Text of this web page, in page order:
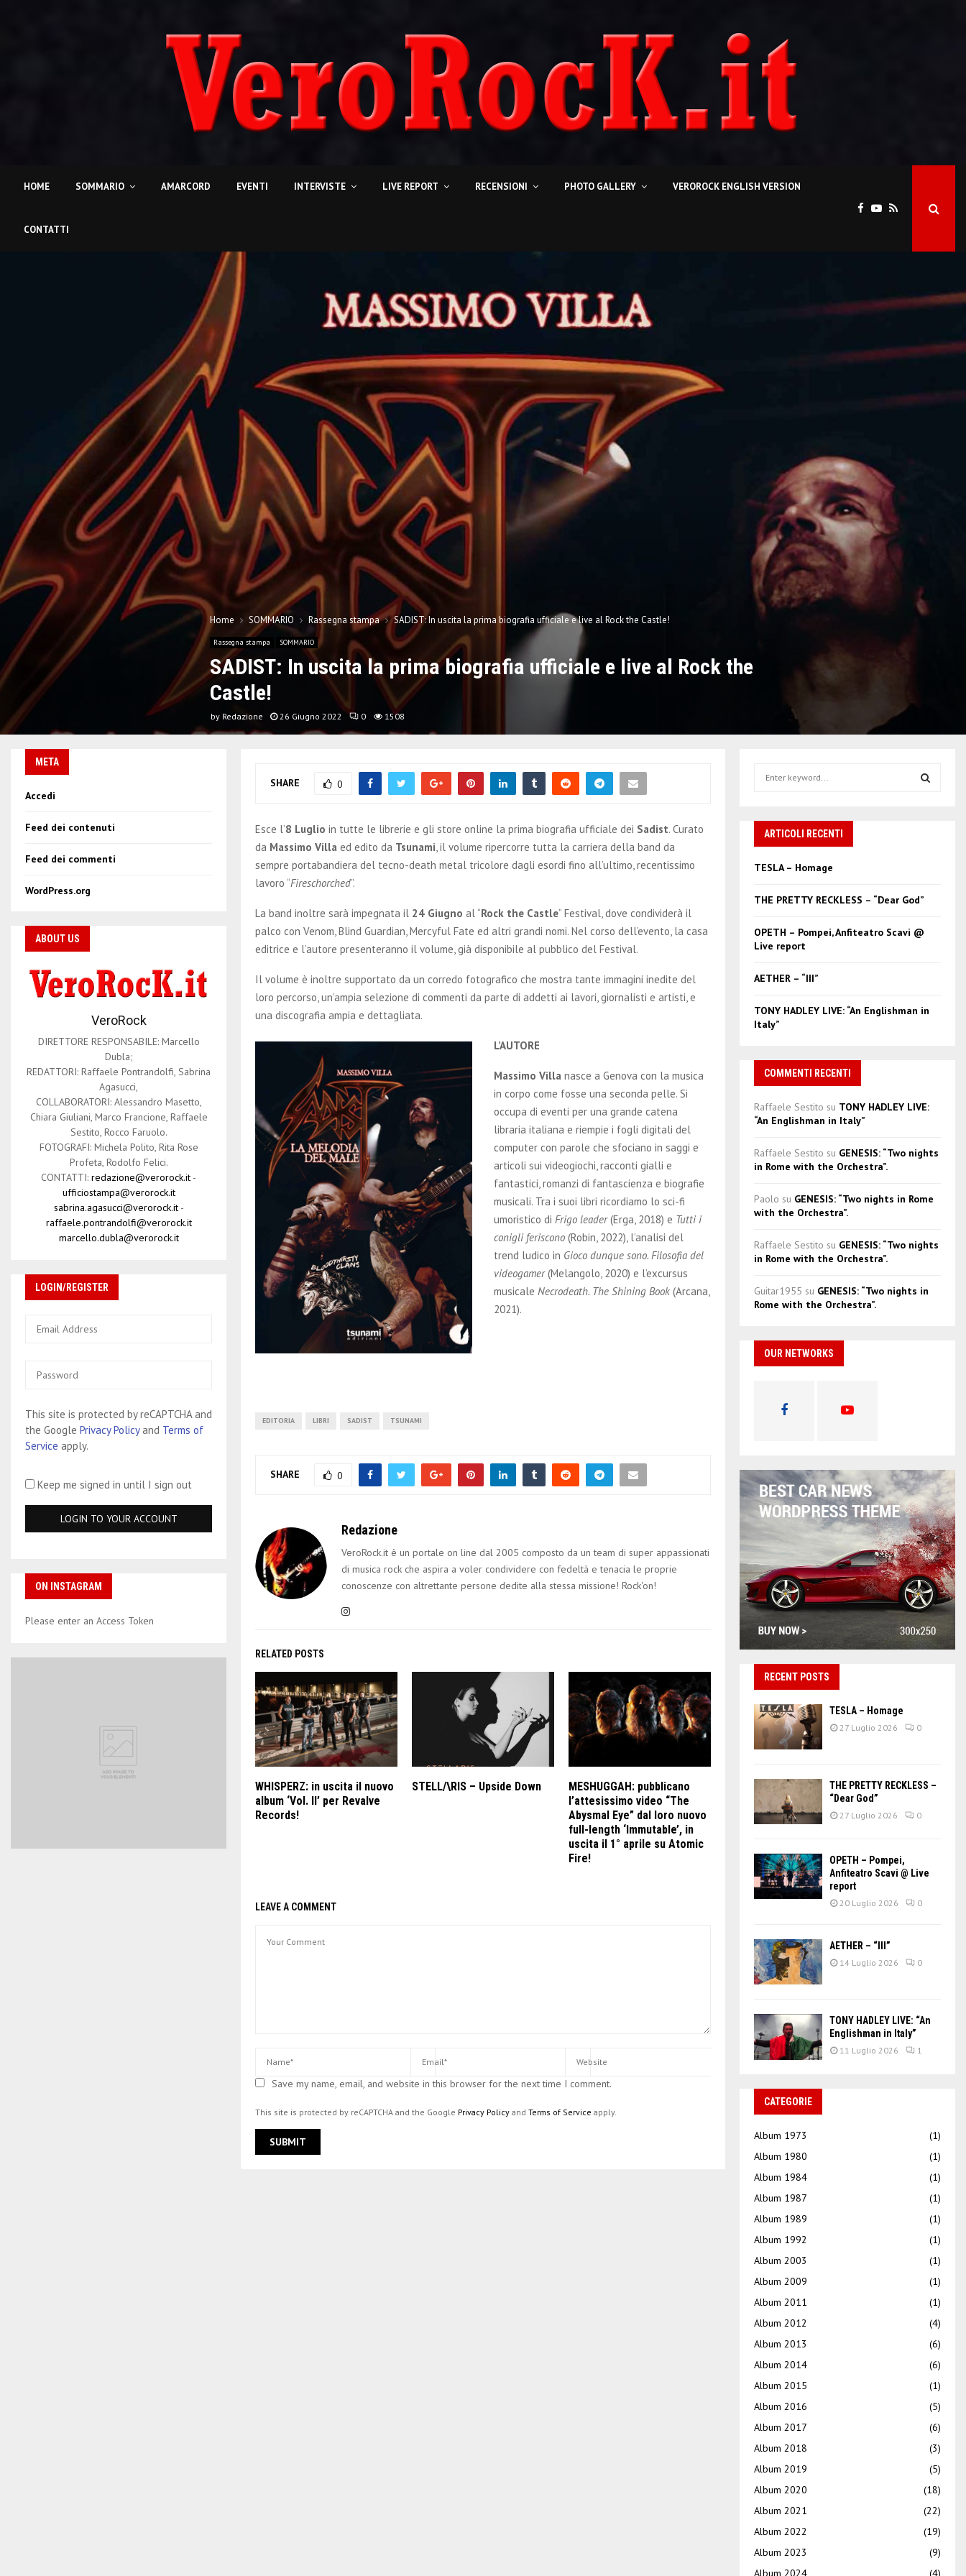
HOME SOMMARIO AMARCORD EVENTI INTERVISTE LIVE REPORT RECENSIONI PHOTO GALLERY VEROROCK ENGLISH VERSION
CONTATTI
Home SOMMARIO Rassegna stampa SADIST: In uscita la prima biografia ufficiale e live al Rock the Castle!
Rassegna stampa SOMMARIO
SADIST: In uscita la prima biografia ufficiale e live al Rock the
Castle!
by Redazione 26 Giugno 2022 0 1508
SHARE 0
Esce l’8 Luglio in tutte le librerie e gli store online la prima biografia ufficiale dei Sadist. Curato
da Massimo Villa ed edito da Tsunami , il volume ripercorre tutta la carriera della band da
sempre portabandiera del tecno-death metal tricolore dagli esordi fino all’ultimo, recentissimo
lavoro “Fireschorched”.
La band inoltre sarà impegnata il 24 Giugno al “Rock the Castle” Festival, dove condividerà il
palco con Venom, Blind Guardian, Mercyful Fate ed altri grandi nomi. Nel corso dell’evento, la casa
editrice e l’autore presenteranno il volume, già disponibile al pubblico del Festival.
Il volume è inoltre supportato da un corredo fotografico che mostra tante immagini inedite del
loro percorso, un’ampia selezione di commenti da parte di addetti ai lavori, giornalisti e artisti, e
una discografia ampia e dettagliata.
L’AUTORE
Massimo Villa nasce a Genova con la musica
in corpo come fosse una seconda pelle. Si
occupa di eventi per una grande catena
libraria italiana e riempie i fogli digitali del
computer con parole che sfociano in saggi e
articoli sui videogiochi, racconti gialli e
fantastici, romanzi di fantascienza e biografie
musicali. Tra i suoi libri ricordiamo lo sci-fi
umoristico di Frigo leader(Erga, 2018) e Tutti i
conigli feriscono (Robin, 2022), l’analisi del
trend ludico in Gioco dunque sono. Filosofia del
videogamer(Melangolo, 2020) e l’excursus
musicale Necrodeath. The Shining Book (Arcana,
2021).
EDITORIA LIBRI SADIST TSUNAMI
SHARE 0
Redazione
VeroRock.it è un portale on line dal 2005 composto da un team di super appassionati
di musica rock che aspira a voler condividere con fedeltà e tenacia le proprie
conoscenze con altrettante persone dedite alla stessa missione! Rock'on!
RELATED POSTS
WHISPERZ: in uscita il nuovo
album ‘Vol. II’ per Revalve
Records!
STELL/\RIS – Upside Down
MESHUGGAH: pubblicano
l’attesissimo video “The
Abysmal Eye” dal loro nuovo
full-length ‘Immutable’, in
uscita il 1° aprile su Atomic
Fire!
LEAVE A COMMENT
Save my name, email, and website in this browser for the next time I comment.
This site is protected by reCAPTCHA and the Google Privacy Policy and Terms of Service apply.
META
Accedi
Feed dei contenuti
Feed dei commenti
WordPress.org
ABOUT US
VeroRock
DIRETTORE RESPONSABILE: Marcello
Dubla;
REDATTORI: Raffaele Pontrandolfi, Sabrina
Agasucci,
COLLABORATORI: Alessandro Masetto,
Chiara Giuliani, Marco Francione, Raffaele
Sestito, Rocco Faruolo.
FOTOGRAFI: Michela Polito, Rita Rose
Profeta, Rodolfo Felici.
CONTATTI: redazione@verorock.it -
ufficiostampa@verorock.it
sabrina.agasucci@verorock.it-
raffaele.pontrandolfi@verorock.it
marcello.dubla@verorock.it
LOGIN/REGISTER
This site is protected by reCAPTCHA and
the Google Privacy Policyand Terms of
Service apply.
Keep me signed in until I sign out
ON INSTAGRAM
Please enter an Access Token
h
f
ARTICOLI RECENTI
TESLA – Homage
THE PRETTY RECKLESS – “Dear God”
OPETH – Pompei, Anfiteatro Scavi @
Live report
AETHER – “III”
TONY HADLEY LIVE: “An Englishman in
Italy”
COMMENTI RECENTI
Raffaele Sestito su TONY HADLEY LIVE:
“An Englishman in Italy”
Raffaele Sestito su GENESIS: “Two nights
in Rome with the Orchestra”.
Paolo su GENESIS: “Two nights in Rome
with the Orchestra”.
Raffaele Sestito su GENESIS: “Two nights
in Rome with the Orchestra”.
Guitar1955 su GENESIS: “Two nights in
Rome with the Orchestra”.
OUR NETWORKS
RECENT POSTS
TESLA – Homage
27 Luglio 2026 0
THE PRETTY RECKLESS –
“Dear God”
27 Luglio 2026 0
OPETH – Pompei,
Anfiteatro Scavi @ Live
report
20 Luglio 2026 0
AETHER – “III”
14 Luglio 2026 0
TONY HADLEY LIVE: “An
Englishman in Italy”
11 Luglio 2026 1
CATEGORIE
Album 1973
(1)
Album 1980
(1)
Album 1984
(1)
Album 1987
(1)
Album 1989
(1)
Album 1992
(1)
Album 2003
(1)
Album 2009
(1)
Album 2011
(1)
Album 2012
(4)
Album 2013
(6)
Album 2014
(6)
Album 2015
(1)
Album 2016
(5)
Album 2017
(6)
Album 2018
(3)
Album 2019
(5)
Album 2020
(18)
Album 2021
(22)
Album 2022
(19)
Album 2023
(9)
Album 2024
(4)